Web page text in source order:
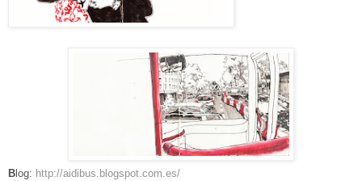
B log: http://aidibus.blogspot.com.es/